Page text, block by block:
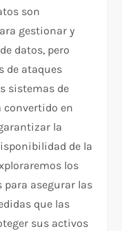
son
gestionar y
datos, pero
de ataques
sistemas de
convertido en
la
de la
los
para asegurar las
que las
sus activos